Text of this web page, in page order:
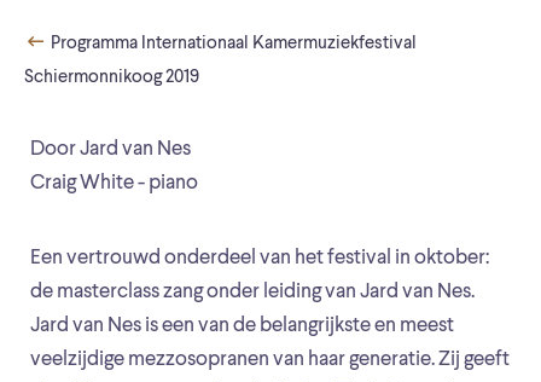
Door Jard van Nes
Craig White - piano
Een vertrouwd onderdeel van het festival in oktober:
de masterclass zang onder leiding van Jard van Nes.
Jard van Nes is een van de belangrijkste en meest
veelzijdige mezzosopranen van haar generatie. Zij geeft
Programma Internationaal Kamermuziekfestival
Schiermonnikoog 2019